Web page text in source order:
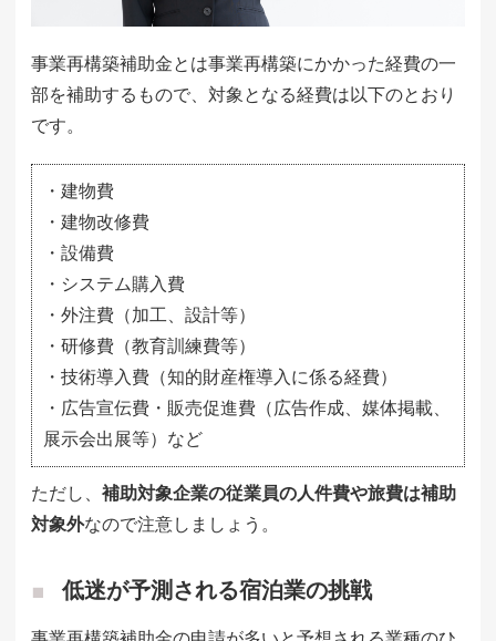
事業再構築補助金とは事業再構築にかかった経費の一
部を補助するもので、対象となる経費は以下のとおり
です。
・建物費
・建物改修費
・設備費
・システム購入費
・外注費（加工、設計等）
・研修費（教育訓練費等）
・技術導入費（知的財産権導入に係る経費）
・広告宣伝費・販売促進費（広告作成、媒体掲載、
展示会出展等）など
ただし、 補助対象企業の従業員の人件費や旅費は補助
対象外なので注意しましょう。
低迷が予測される宿泊業の挑戦